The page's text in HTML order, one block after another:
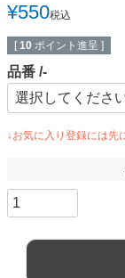
¥550税込
[ 10 ポイント進呈 ]
品番 -